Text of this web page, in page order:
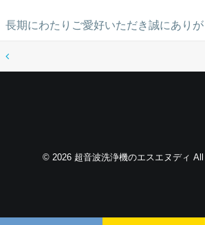
長期にわたりご愛好いただき誠にありが
© 2026 超音波洗浄機のエスエヌディ